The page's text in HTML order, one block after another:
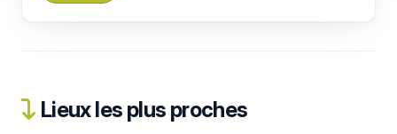
Lieux les plus proches